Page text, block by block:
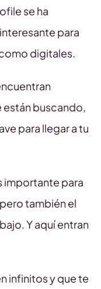
se ha
para
digitales.
están buscando,
para llegar a tu
importante para
también el
Y aquí entran
infinitos y que te